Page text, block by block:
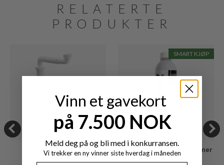
RELATERTE
PRODUKTER
Pulcher PSS01
SMART KJØP
Pulcher® Composite Cleaner
Care
Vinn et gavekort
på 7.500 NOK
Meld deg på og bli med i konkurransen.
Vi trekker en ny vinner siste hverdag i måneden